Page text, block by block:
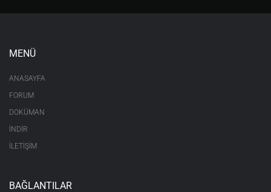
MENÜ
ANASAYFA
FORUM
DOKÜMAN
İNDİR
İLETİŞİM
BAĞLANTILAR